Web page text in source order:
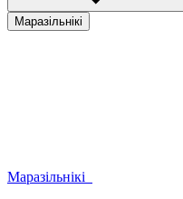
Маразільнікі
Маразільнікі